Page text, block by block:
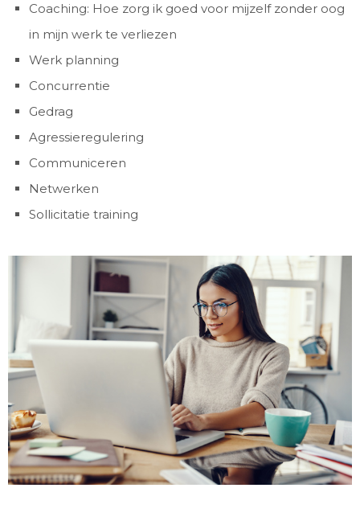
Coaching: Hoe zorg ik goed voor mijzelf zonder oog
in mijn werk te verliezen
Werk planning
Concurrentie
Gedrag
Agressieregulering
Communiceren
Netwerken
Sollicitatie training